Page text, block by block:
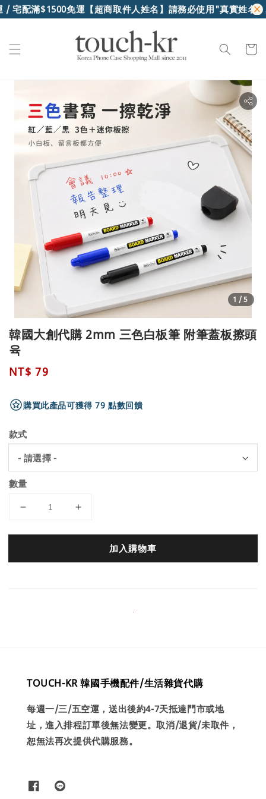
宅配滿$1500免運【超商取件人姓名】請務必使用"真實姓名"
1 /5
韓國大創代購 2mm 三色白板筆 附筆蓋板擦頭
육
Regular
NT$ 79
購買此產品可獲得 79 點數回饋
款式
數量
加入購物車
TOUCH-KR 韓國手機配件/生活雜貨代購
每週一/三/五空運，送出後約4-7天抵達門市或地
址，進入排程訂單後無法變更。取消/退貨/未取件，
恕無法再次提供代購服務。